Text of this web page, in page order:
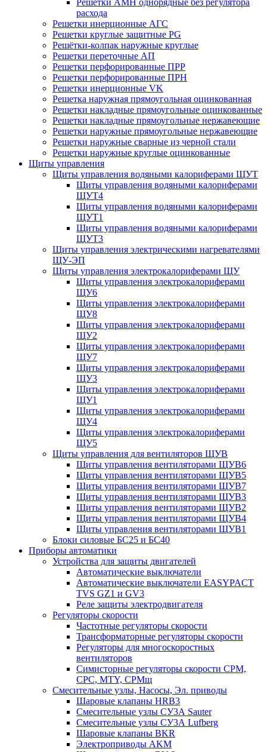
расхода
Решетки инерционные АГС
Решетки круглые защитные PG
Решётки-колпак наружные круглые
Решетки переточные АП
Решетки перфорированные ПРР
Решетки перфорированные ПРН
Решетки инерционные VK
Решетка наружная прямоугольная оцинкованная
Решетки накладные прямоугольные оцинкованные
Решетки накладные прямоугольные нержавеющие
Решетки наружные прямоугольные нержавеющие
Решетки наружные сварные из черной стали
Решетки наружные круглые оцинкованные
Щиты управления
Щиты управления водяными калориферами ЩУТ
Щиты управления водяными калориферами
ЩУТ4
Щиты управления водяными калориферами
ЩУТ1
Щиты управления водяными калориферами
ЩУТ3
Щиты управления электрическими нагревателями
ЩУ-ЭП
Щиты управления электрокалориферами ЩУ
Щиты управления электрокалориферами
ЩУ6
Щиты управления электрокалориферами
ЩУ8
Щиты управления электрокалориферами
ЩУ2
Щиты управления электрокалориферами
ЩУ7
Щиты управления электрокалориферами
ЩУ3
Щиты управления электрокалориферами
ЩУ1
Щиты управления электрокалориферами
ЩУ4
Щиты управления электрокалориферами
ЩУ5
Щиты управления для вентиляторов ЩУВ
Щиты управления вентиляторами ЩУВ6
Щиты управления вентиляторами ЩУВ5
Щиты управления вентиляторами ЩУВ7
Щиты управления вентиляторами ЩУВ3
Щиты управления вентиляторами ЩУВ2
Щиты управления вентиляторами ЩУВ4
Щиты управления вентиляторами ЩУВ1
Блоки силовые БС25 и БС40
Приборы автоматики
Устройства для защиты двигателей
Автоматические выключатели
Автоматические выключатели EASYPACT
TVS GZ1 и GV3
Реле защиты электродвигателя
Регуляторы скорости
Частотные регуляторы скорости
Трансформаторные регуляторы скорости
Регуляторы для многоскоростных
вентиляторов
Симисторные регуляторы скорости СРМ,
СРС, MTY, СРМщ
Смесительные узлы, Насосы, Эл. приводы
Шаровые клапаны HRB3
Смесительные узлы СУ3А Sauter
Смесительные узлы СУ3А Lufberg
Шаровые клапаны BKR
Электроприводы AKM